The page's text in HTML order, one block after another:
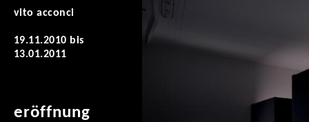
vito acconci
19.11.2010 bis
13.01.2011
eröffnung